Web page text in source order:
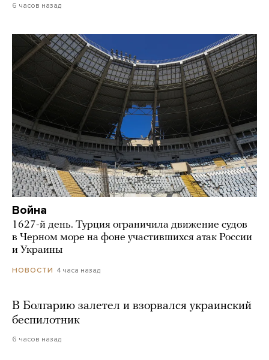
6 часов назад
Война
1627-й день. Турция ограничила движение судов
в Черном море на фоне участившихся атак России
и Украины
НОВОСТИ 4 часа назад
В Болгарию залетел и взорвался украинский
беспилотник
6 часов назад